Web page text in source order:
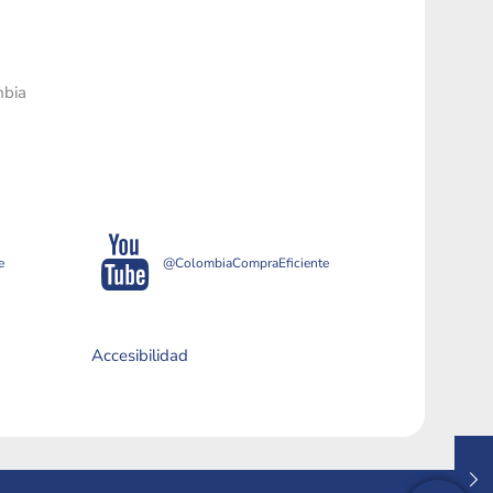
@ColombiaCompraEficiente
Accesibilidad